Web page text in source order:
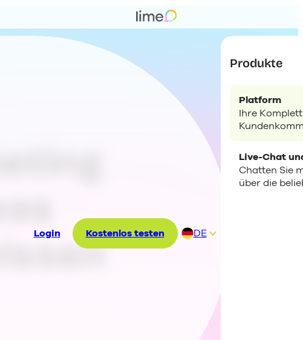
Login Kostenlos testen
DE
NL
Produkte
Platform
Ihre
Live-Chat
Chatten Sie
über die